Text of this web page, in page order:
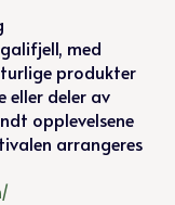
med
produkter
eller deler av
opplevelsene
arrangeres